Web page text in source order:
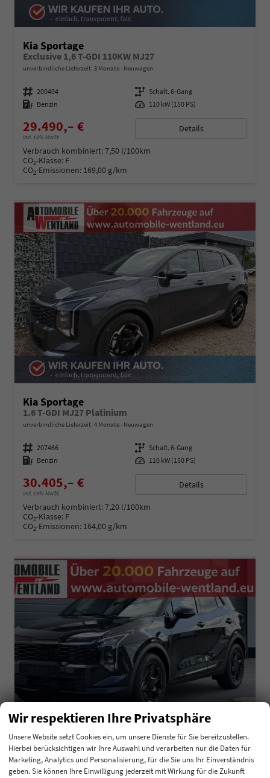
Kia Sportage
Exclusive 1,6 T-GDI 110KW MJ27
unverbindliche Lieferzeit: 3 Monate Neuwagen
Fahrzeugnummer 200404 Getriebe Schalt. 6-Gang
Kraftstoff Benzin Leistung 110 kW (150 PS)
29.490,– €
incl. 19% MwSt.
Details
Verbrauch kombiniert:7,50 l/100km
CO2-Klasse: F
CO2-Emissionen: 169,00 g/km
Kia Sportage
1.6 T-GDI MJ27 Platinium
unverbindliche Lieferzeit: 4 Monate Neuwagen
Fahrzeugnummer 207466 Getriebe Schalt. 6-Gang
Kraftstoff Benzin Leistung 110 kW (150 PS)
30.405,– €
incl. 19% MwSt.
Details
Verbrauch kombiniert:7,20 l/100km
CO2-Klasse: F
CO2-Emissionen: 164,00 g/km
Kia Sportage
Black Edition 1,6 T-GDI 110KW MJ27
Wir respektieren Ihre Privatsphäre
Unsere Website setzt Cookies ein, um unsere Dienste für Sie bereitzustellen.
Hierbei berücksichtigen wir Ihre Auswahl und verarbeiten nur die Daten für
Marketing, Analytics und Personalisierung, für die Sie uns Ihr Einverständnis
geben. Sie können Ihre Einwilligung jederzeit mit Wirkung für die Zukunft